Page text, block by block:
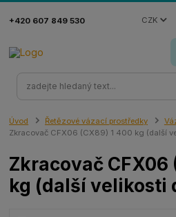
CZK
+420 607 849 530
Úvod Řetězové vázací prostředky
Zkracovač CFX06 (CX89) 1 400 kg (další
Zkracovač CFX06
kg (další velikosti